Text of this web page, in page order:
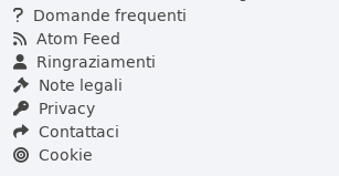
Domande frequenti
Atom Feed
Ringraziamenti
Note legali
Privacy
Contattaci
Cookie